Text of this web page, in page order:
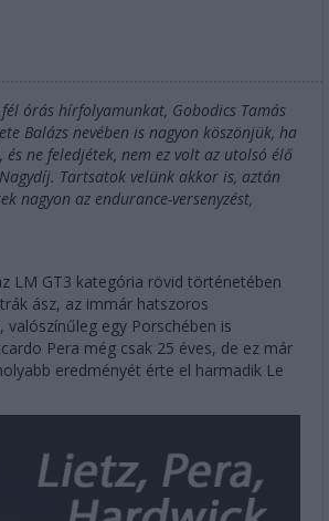
órás hírfolyamunkat, Gobodics Tamás
Balázs nevében is nagyon köszönjük, ha
ne feledjétek, nem ez volt az utolsó élő
Tartsatok velünk akkor is, aztán
nagyon az endurance-versenyzést,
LM GT3 kategória rövid történetében
ász, az immár hatszoros
egy Porschében is
Pera még csak 25 éves, de ez már
eredményét érte el harmadik Le